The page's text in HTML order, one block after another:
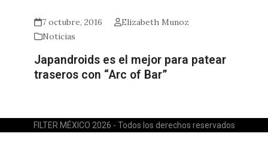
7 octubre, 2016
Elizabeth Munoz
Noticias
Japandroids es el mejor para patear
traseros con “Arc of Bar”
FILTER MÉXICO 2026 - Todos los derechos reservados